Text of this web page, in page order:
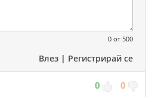
0 от 500
Влез | Регистрирай се
0 0